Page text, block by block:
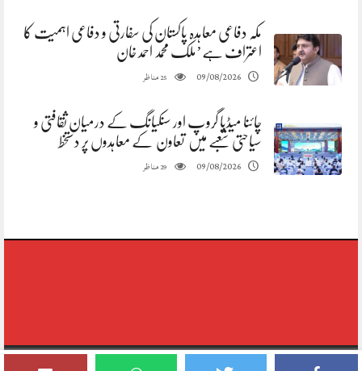
مکہ دفاعی معاہدہ پاکستان کی سفارتی و دفاعی اہمیت کا
اعتراف ہے’ملک محمد احمد خان
09/08/2026
25مناظر
چائنا میڈیا گروپ اور سنکیانگ کے درمیان ثقافتی و
سیاحتی شعبے میں تعاون کے معاہدوں پر دستخط
09/08/2026
29مناظر